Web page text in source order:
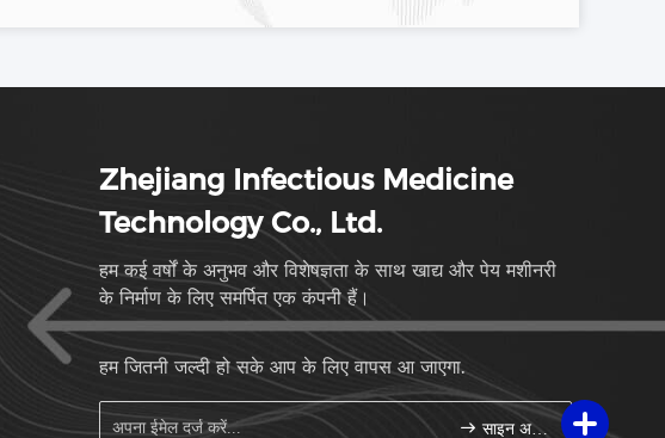
Zhejiang Infectious Medicine
Technology Co., Ltd.
हम कई वर्षों के अनुभव और विशेषज्ञता के साथ खाद्य और पेय मशीनरी
के निर्माण के लिए समर्पित एक कंपनी हैं।
हम जितनी जल्दी हो सके आप के लिए वापस आ जाएगा.
साइन अप करें